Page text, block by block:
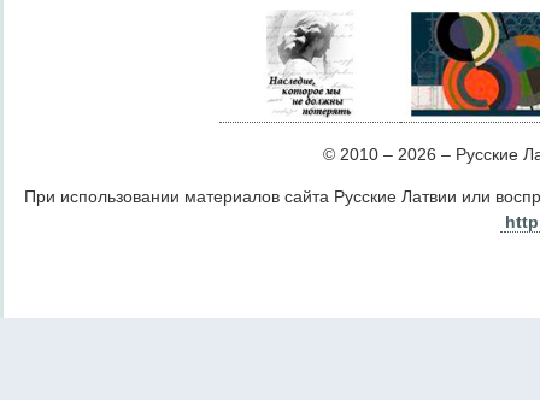
© 2010 – 2026 – Русские
При использовании материалов сайта Русские Латвии или